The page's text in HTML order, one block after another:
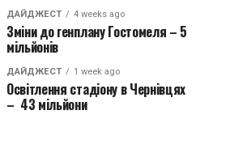
ДАЙДЖЕСТ 4 weeks ago
Зміни до генплану Гостомеля – 5
мільйонів
ДАЙДЖЕСТ 1 week ago
Освітлення стадіону в Чернівцях
– 43 мільйони